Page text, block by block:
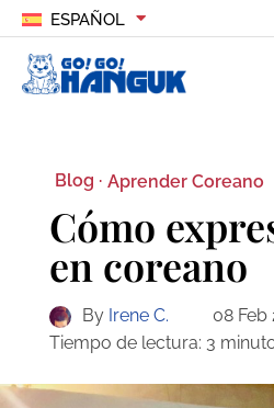
ESPAÑOL
Blog · Aprender Coreano
Cómo
en coreano
By Irene C.
08 Feb
Tiempo de lectura: 3